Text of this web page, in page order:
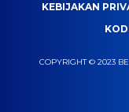
KEBIJAKAN
COPYRIGHT © 2023